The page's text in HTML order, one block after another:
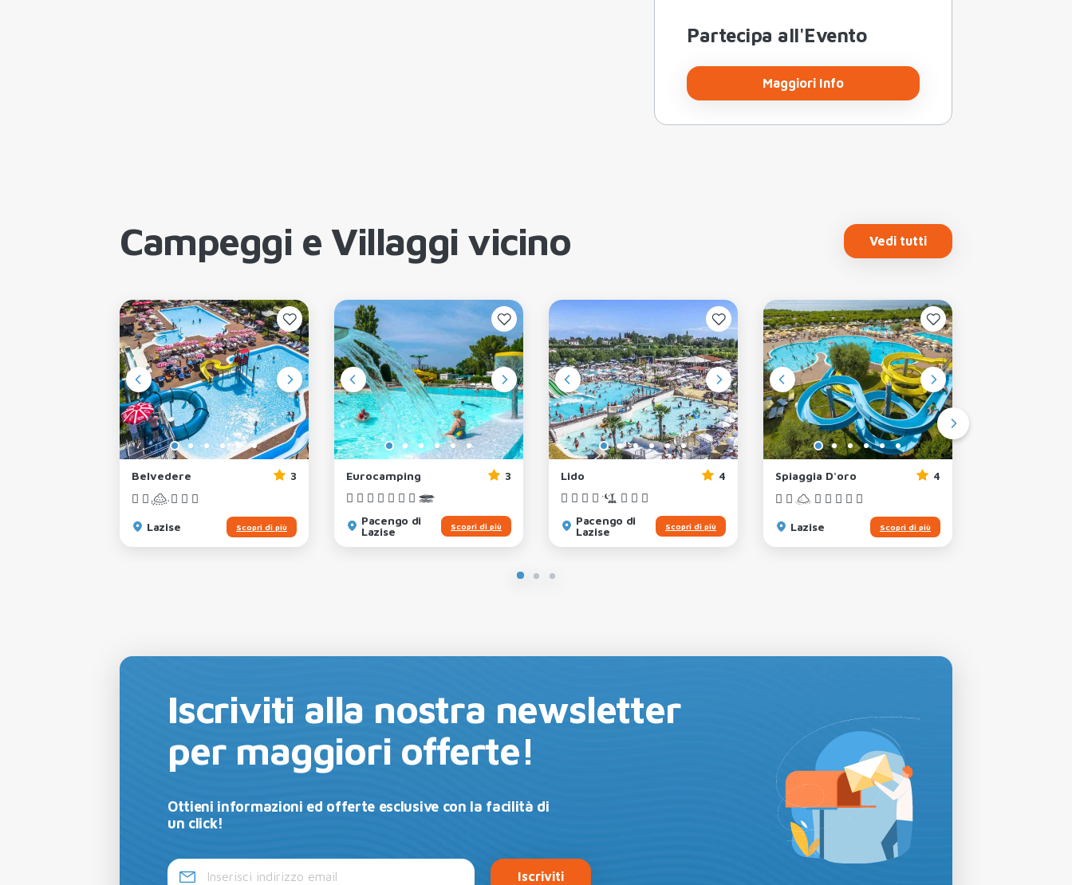
Partecipa all'Evento
Maggiori Info
Campeggi e Villaggi vicino Vedi tutti
Belvedere 3
Lazise Scopri di più
Eurocamping 3
Pacengo di
Lazise
Scopri di più
Lido 4
Pacengo di
Lazise
Scopri di più
Spiaggia D'oro 4
Lazise Scopri di più
Iscriviti alla nostra newsletter
per maggiori offerte!
Ottieni informazioni ed offerte esclusive con la facilità di
un click!
Iscriviti